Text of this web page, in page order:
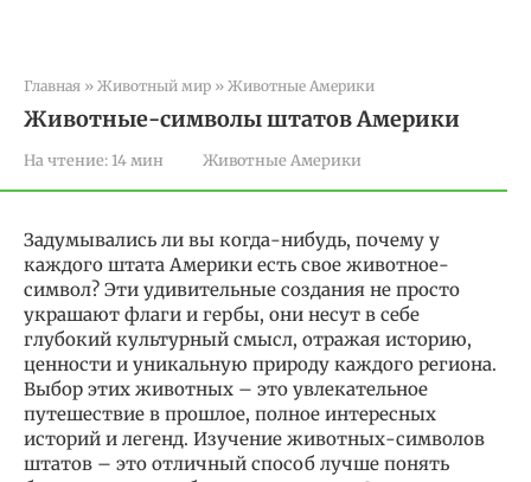
Главная » Животный мир » Животные Америки
Животные-символы штатов Америки
На чтение: 14 мин Животные Америки
Задумывались ли вы когда-нибудь, почему у
каждого штата Америки есть свое животное-
символ? Эти удивительные создания не просто
украшают флаги и гербы, они несут в себе
глубокий культурный смысл, отражая историю,
ценности и уникальную природу каждого региона.
Выбор этих животных – это увлекательное
путешествие в прошлое, полное интересных
историй и легенд. Изучение животных-символов
штатов – это отличный способ лучше понять